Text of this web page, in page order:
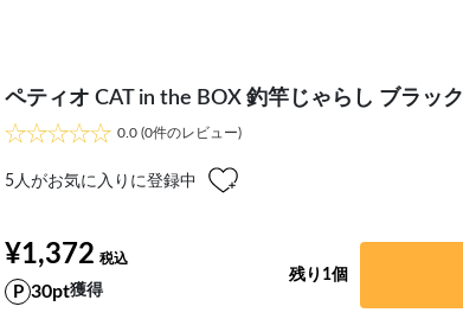
ペティオ CAT in the BOX 釣竿じゃらし ブラック
0.0 (0件のレビュー)
5人がお気に入りに登録中
¥1,372
30pt獲得
残り1個